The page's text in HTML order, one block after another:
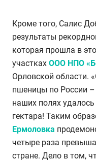
Кроме того, Салис
результаты
которая прошла в
участках ООО НПО
Орловской области.
пшеницы по России –
наших полях удалось
гектара! Таким
Ермоловка
четыре раза
стране. Дело в том,